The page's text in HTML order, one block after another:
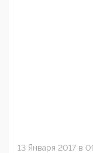
13 Января 2017 в